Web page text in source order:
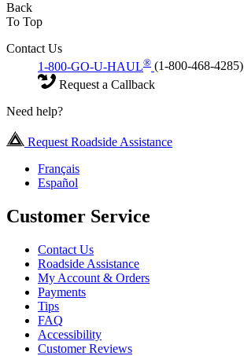
Back
To Top
Contact Us
1-800-GO-U-HAUL® (1-800-468-4285)
Request a Callback
Need help?
Request Roadside Assistance
Français
Español
Customer Service
Contact Us
Roadside Assistance
My Account & Orders
Payments
Tips
FAQ
Accessibility
Customer Reviews